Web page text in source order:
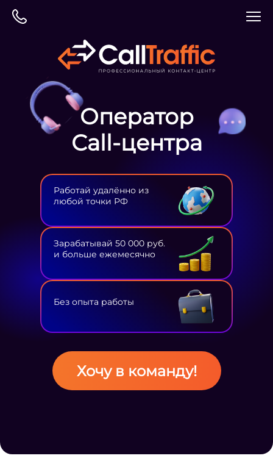
Оператор
Сall-центра
Работай удалённо из
любой точки РФ
Зарабатывай 50 000 руб.
и больше ежемесячно
Без опыта работы
Хочу в команду!